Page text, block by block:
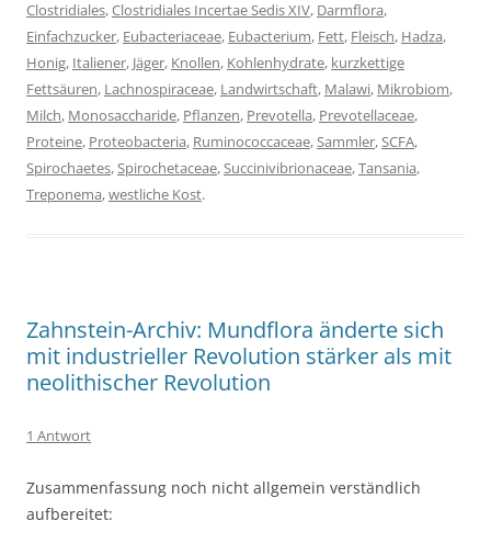
Clostridiales,Clostridiales Incertae Sedis XIV, Darmflora,
Einfachzucker, Eubacteriaceae, Eubacterium, Fett, Fleisch, Hadza,
Honig, Italiener, Jäger, Knollen, Kohlenhydrate, kurzkettige
Fettsäuren, Lachnospiraceae, Landwirtschaft, Malawi, Mikrobiom,
Milch, Monosaccharide, Pflanzen, Prevotella, Prevotellaceae,
Proteine, Proteobacteria, Ruminococcaceae,Sammler,SCFA,
Spirochaetes,Spirochetaceae,Succinivibrionaceae,Tansania,
Treponema,westliche Kost.
Zahnstein-Archiv: Mundflora änderte sich
mit industrieller Revolution stärker als mit
neolithischer Revolution
1 Antwort
Zusammenfassung noch nicht allgemein verständlich
aufbereitet: